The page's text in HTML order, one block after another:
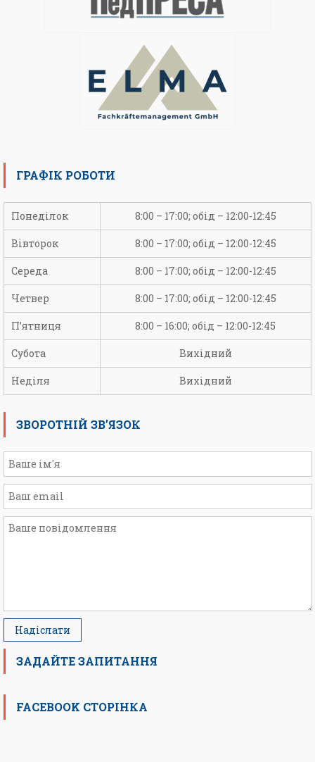
ГРАФІК РОБОТИ
Понеділок 8:00 – 17:00; обід – 12:00-12:45
Вівторок 8:00 – 17:00; обід – 12:00-12:45
Середа 8:00 – 17:00; обід – 12:00-12:45
Четвер 8:00 – 17:00; обід – 12:00-12:45
П’ятниця 8:00 – 16:00; обід – 12:00-12:45
Субота Вихідний
Неділя Вихідний
ЗВОРОТНІЙ ЗВ’ЯЗОК
ЗАДАЙТЕ ЗАПИТАННЯ
FACEBOOK СТОРІНКА